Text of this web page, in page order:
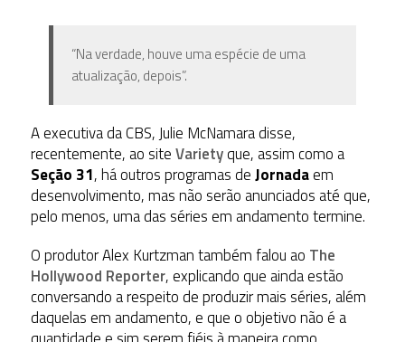
“Na verdade, houve uma espécie de uma
atualização, depois”.
A executiva da CBS, Julie McNamara disse,
recentemente, ao siteVarietyque, assim como a
Seção 31, há outros programas deJornadaem
desenvolvimento, mas não serão anunciados até que,
pelo menos, uma das séries em andamento termine.
O produtor Alex Kurtzman também falou ao The
Hollywood Reporter, explicando que ainda estão
conversando a respeito de produzir mais séries, além
daquelas em andamento, e que o objetivo não é a